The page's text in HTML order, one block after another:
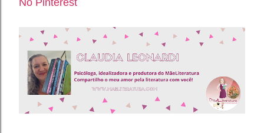
No Pinterest